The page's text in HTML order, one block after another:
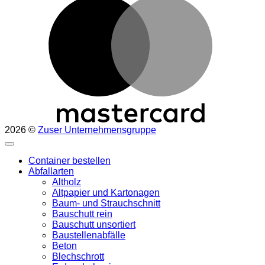
2026 © Zuser Unternehmensgruppe
Container bestellen
Abfallarten
Altholz
Altpapier und Kartonagen
Baum- und Strauchschnitt
Bauschutt rein
Bauschutt unsortiert
Baustellenabfälle
Beton
Blechschrott